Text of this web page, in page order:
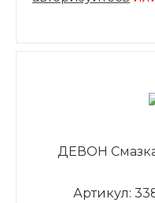
ДЕВОН Смазка
Артикул: